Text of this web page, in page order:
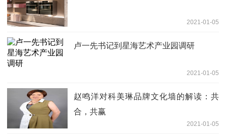
2021-01-05
卢一先书记到星海艺术产业园调研
2021-01-05
赵鸣洋对科美琳品牌文化墙的解读：共
合，共赢
2021-01-05